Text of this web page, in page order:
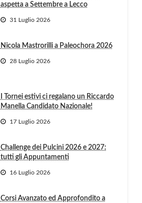
aspetta a Settembre a Lecco
31 Luglio 2026
Nicola Mastrorilli a Paleochora 2026
28 Luglio 2026
I Tornei estivi ci regalano un Riccardo
Manella Candidato Nazionale!
17 Luglio 2026
Challenge dei Pulcini 2026 e 2027:
tutti gli Appuntamenti
16 Luglio 2026
Corsi Avanzato ed Approfondito a